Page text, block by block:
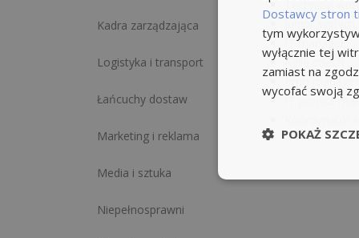
Kadra zarządzająca
Logistyka i transport
Łańcuchy dostaw
Marketing i reklama
Media i sztuka
Niepełnosprawni
Technical
Junior
IT manager
Agile coach
Pmo manager
IT project
Dostawcy stron
tym
wyłącznie tej
zamiast na
wycofać swoją
POKAŻ